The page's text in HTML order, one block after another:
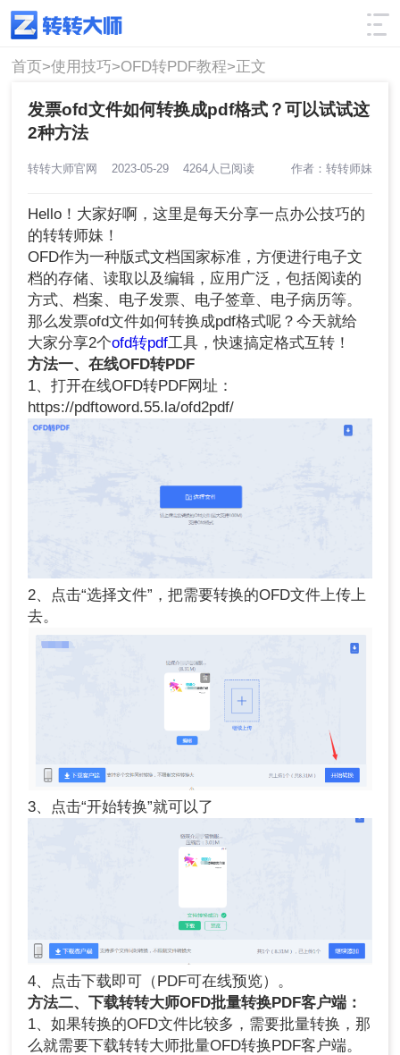
使用技巧 筛选
首页>使用技巧>OFD转PDF教程>正文
发票ofd文件如何转换成pdf格式？可以试试这
2种方法
转转大师官网 2023-05-29 4264人已阅读 作者：转转师妹
Hello！大家好啊，这里是每天分享一点办公技巧的
的转转师妹！
OFD作为一种版式文档国家标准，方便进行电子文
档的存储、读取以及编辑，应用广泛，包括阅读的
方式、档案、电子发票、电子签章、电子病历等。
那么发票ofd文件如何转换成pdf格式呢？今天就给
大家分享2个ofd转pdf工具，快速搞定格式互转！
方法一、在线OFD转PDF
1、打开在线OFD转PDF网址：
https://pdftoword.55.la/ofd2pdf/
2、点击“选择文件”，把需要转换的OFD文件上传上
去。
3、点击“开始转换”就可以了
4、点击下载即可（PDF可在线预览）。
方法二、下载转转大师OFD批量转换PDF客户端 ：
1、如果转换的OFD文件比较多，需要批量转换，那
么就需要下载转转大师批量OFD转换PDF客户端。